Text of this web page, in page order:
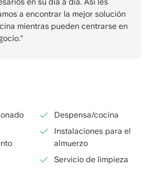
a encontrar la mejor solución
mientras pueden centrarse en
Despensa/cocina
Instalaciones para el
almuerzo
Servicio de limpieza